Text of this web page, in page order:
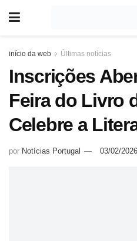
início da web Últimas notícias
Inscrições
Feira do Livro
Celebre a
por Notícias Portugal 03/02/2026